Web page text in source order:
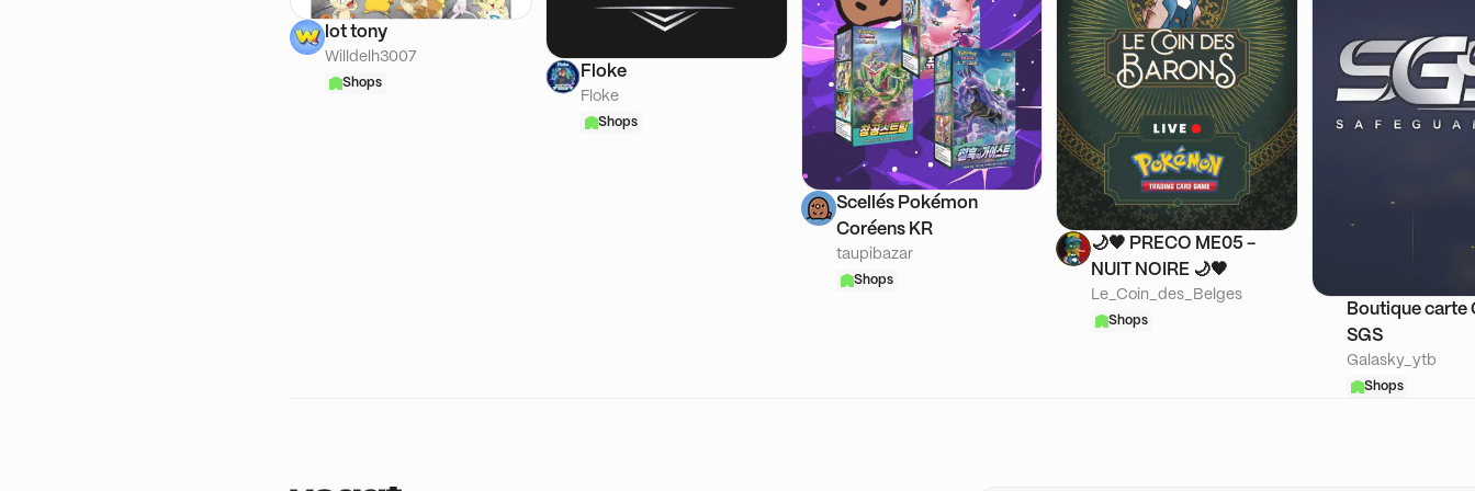
lot tony
Willdelh3007
Shops
Floke
Floke
Shops
Scellés Pokémon
Coréens KR
taupibazar
Shops
🌙​🖤 PRECO ME05 -
NUIT NOIRE 🌙​🖤
Le_Coin_des_Belges
Shops
Boutique carte
SGS
Galasky_ytb
Shops